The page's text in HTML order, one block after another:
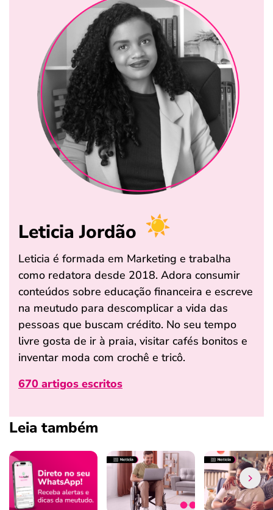
Leticia Jordão
Leticia é formada em Marketing e trabalha
como redatora desde 2018. Adora consumir
conteúdos sobre educação financeira e escreve
na meutudo para descomplicar a vida das
pessoas que buscam crédito. No seu tempo
livre gosta de ir à praia, visitar cafés bonitos e
inventar moda com crochê e tricô.
670 artigos escritos
Leia também